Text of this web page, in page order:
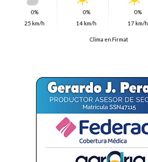
0%
25 km/h
0%
14 km/h
0%
17 km/h
Clima en Firmat